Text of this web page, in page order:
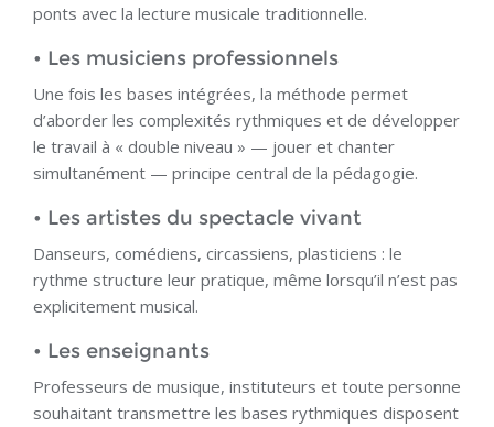
ponts avec la lecture musicale traditionnelle.
• Les musiciens professionnels
Une fois les bases intégrées, la méthode permet
d’aborder les complexités rythmiques et de développer
le travail à « double niveau » — jouer et chanter
simultanément — principe central de la pédagogie.
• Les artistes du spectacle vivant
Danseurs, comédiens, circassiens, plasticiens : le
rythme structure leur pratique, même lorsqu’il n’est pas
explicitement musical.
• Les enseignants
Professeurs de musique, instituteurs et toute personne
souhaitant transmettre les bases rythmiques disposent